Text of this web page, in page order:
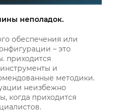
неполадок.
обеспечения или
– это
приходится
и
методики.
неизбежно
когда приходится